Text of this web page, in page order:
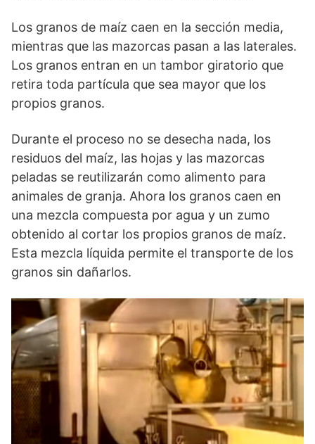
Los granos de maíz caen en la sección media,
mientras que las mazorcas pasan a las laterales.
Los granos entran en un tambor giratorio que
retira toda partícula que sea mayor que los
propios granos.
Durante el proceso no se desecha nada, los
residuos del maíz, las hojas y las mazorcas
peladas se reutilizarán como alimento para
animales de granja. Ahora los granos caen en
una mezcla compuesta por agua y un zumo
obtenido al cortar los propios granos de maíz.
Esta mezcla líquida permite el transporte de los
granos sin dañarlos.